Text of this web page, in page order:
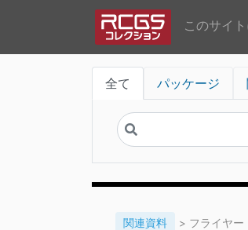
このサイ
全て パッケージ
関連資料 > フライヤー